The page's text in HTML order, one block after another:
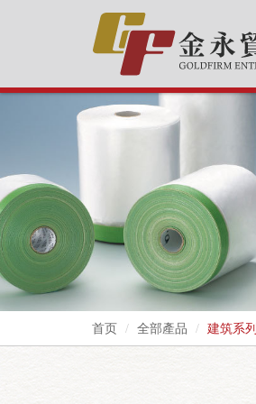
首页 全部產品 建筑系列